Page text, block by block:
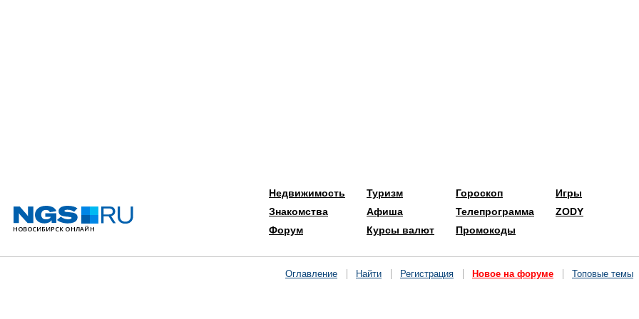
Недвижимость
Знакомства
Форум
Туризм
Афиша
Курсы валют
Гороскоп
Телепрограмма
Промокоды
Игры
ZODY
Оглавление Найти Регистрация Новое на форуме Топовые темы